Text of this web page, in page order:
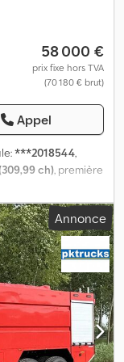
58 000 €
prix fixe hors TVA
(70 180 € brut)
Appel
***2018544,
ch), première
, type
Euro 3, suspension:
totale:2 500 mm,
2008, = Plus
frein - Sper Dsdpfx
à droite: ✓
435 cm (1-2) 140
= Dimension
des pneus
Suspension:
Annonce